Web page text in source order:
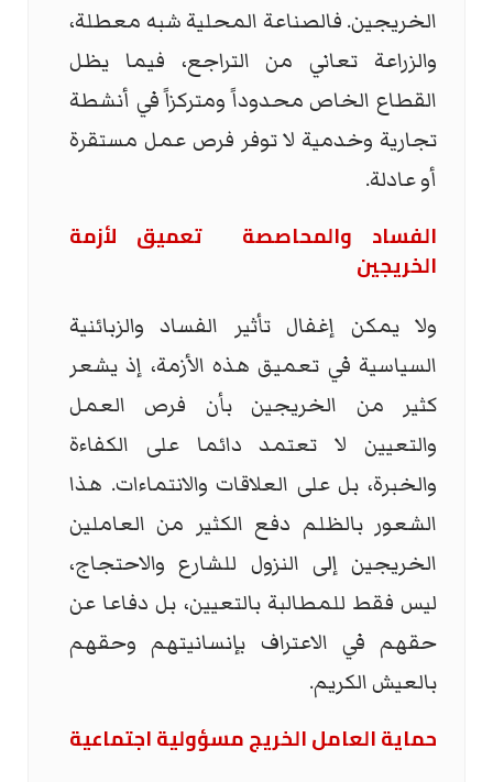
الخريجين. فالصناعة المحلية شبه معطلة،
والزراعة تعاني من التراجع، فيما يظل
القطاع الخاص محدوداً ومتركزاً في أنشطة
تجارية وخدمية لا توفر فرص عمل مستقرة
أو عادلة.
الفساد والمحاصصة تعميق لأزمة
الخريجين
ولا يمكن إغفال تأثير الفساد والزبائنية
السياسية في تعميق هذه الأزمة، إذ يشعر
كثير من الخريجين بأن فرص العمل
والتعيين لا تعتمد دائما على الكفاءة
والخبرة، بل على العلاقات والانتماءات. هذا
الشعور بالظلم دفع الكثير من العاملين
الخريجين إلى النزول للشارع والاحتجاج،
ليس فقط للمطالبة بالتعيين، بل دفاعا عن
حقهم في الاعتراف بإنسانيتهم وحقهم
بالعيش الكريم.
حماية العامل الخريج مسؤولية اجتماعية